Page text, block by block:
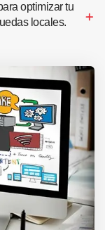
optimizar tu
locales.